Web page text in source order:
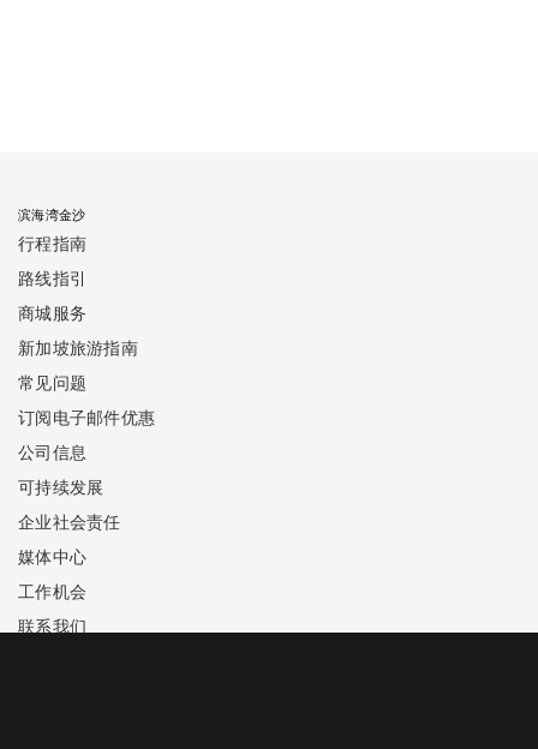
滨海湾金沙
行程指南
路线指引
商城服务
新加坡旅游指南
常见问题
订阅电子邮件优惠
公司信息
可持续发展
企业社会责任
媒体中心
工作机会
联系我们